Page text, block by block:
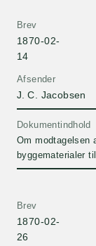
Afsender
J. C. Jacobsen
Brev
1870-02-
14
Dokumentindhold
Om modtagelsen
byggematerialer
Brev
1870-02-
26